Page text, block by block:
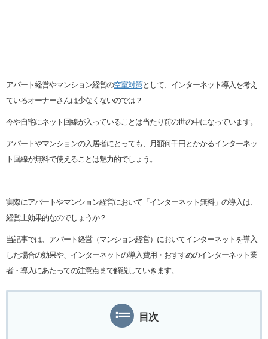
アパート経営やマンション経営の空室対策として、インターネット導入を考え
ているオーナーさんは少なくないのでは？
今や自宅にネット回線が入っていることは当たり前の世の中になっています。
アパートやマンションの入居者にとっても、月額何千円とかかるインターネッ
ト回線が無料で使えることは魅力的でしょう。
実際にアパートやマンション経営において「インターネット無料」の導入は、
経営上効果的なのでしょうか？
当記事では、アパート経営（マンション経営）においてインターネットを導入
した場合の効果や、インターネットの導入費用・おすすめのインターネット業
者・導入にあたっての注意点まで解説していきます。
目次